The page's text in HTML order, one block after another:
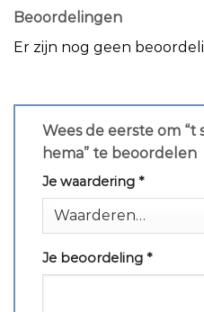
Beoordelingen
Er zijn nog geen
Wees de eerste om
hema” te beoordelen
Je waardering *
Je beoordeling *